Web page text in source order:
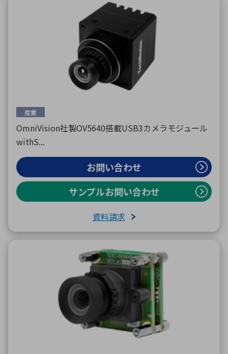
産業
OmniVision社製OV5640搭載USB3カメラモジュール
withS...
お問い合わせ
サンプルお問い合わせ
資料請求